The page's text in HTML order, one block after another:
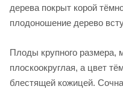
дерева покрыт корой
плодоношение дерево
Плоды крупного размера,
плоскоокруглая, а цвет
блестящей кожицей.